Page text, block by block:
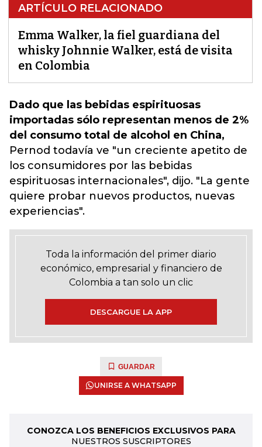
ARTÍCULO RELACIONADO
Emma Walker, la fiel guardiana del
whisky Johnnie Walker, está de visita
en Colombia
Dado que las bebidas espirituosas
importadas sólo representan menos de 2%
del consumo total de alcohol en China,
Pernod todavía ve "un creciente apetito de
los consumidores por las bebidas
espirituosas internacionales", dijo. "La gente
quiere probar nuevos productos, nuevas
experiencias".
Toda la información del primer diario
económico, empresarial y financiero de
Colombia a tan solo un clic
DESCARGUE LA APP
GUARDAR
UNIRSE A WHATSAPP
CONOZCA LOS BENEFICIOS EXCLUSIVOS PARA
NUESTROS SUSCRIPTORES